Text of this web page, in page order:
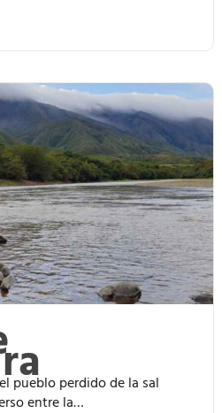
pueblo perdido de la sal
entre la…